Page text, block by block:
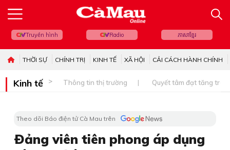
Truyền hình Radio ភាសាខ្មែរ
THỜI SỰ CHÍNH TRỊ KINH TẾ XÃ HỘI CẢI CÁCH HÀNH CHÍNH
Kinh tế Thông tin thị trường Quyết tâm đạt tăng
Theo dõi Báo điện tử Cà Mau trên
Ðảng viên tiên phong áp dụng